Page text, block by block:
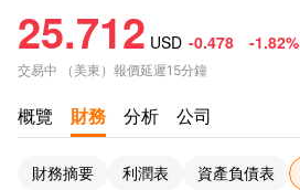
25.712 USD -0.478 -1.82%
交易中 （ 美東 ） 報價延遲15分鐘
概覽 財務 分析 公司
財務摘要 利潤表 資產負債表